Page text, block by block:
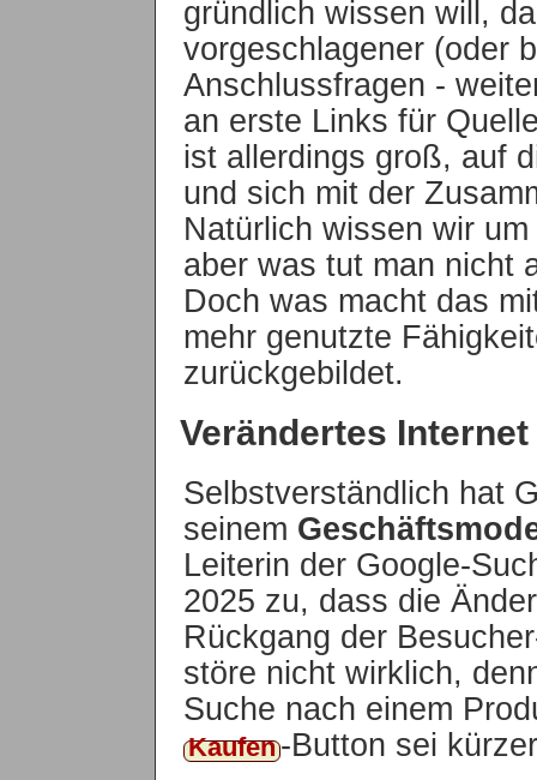
gründlich wissen will,
vorgeschlagener (oder
Anschlussfragen -
an erste Links für
ist allerdings groß, auf
und sich mit der
Natürlich wissen wir
aber was tut man nicht
Doch was macht das
mehr genutzte
zurückgebildet.
Verändertes Internet
Selbstverständlich hat
seinem
Leiterin der Google-
2025 zu, dass die
Rückgang der
störe nicht wirklich,
Suche nach einem
Kaufen -Button sei